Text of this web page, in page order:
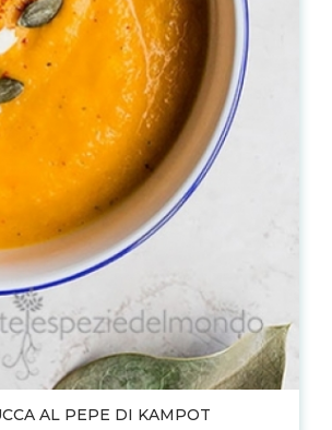
AL PEPE DI KAMPOT